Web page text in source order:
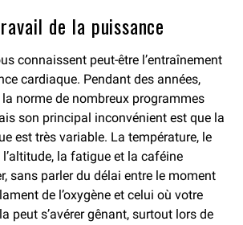
de la puissance
connaissent peut-être l’entraînement
cardiaque. Pendant des années,
norme de nombreux programmes
son principal inconvénient est que la
est très variable. La température, le
la fatigue et la caféine
sans parler du délai entre le moment
de l’oxygène et celui où votre
peut s’avérer gênant, surtout lors de